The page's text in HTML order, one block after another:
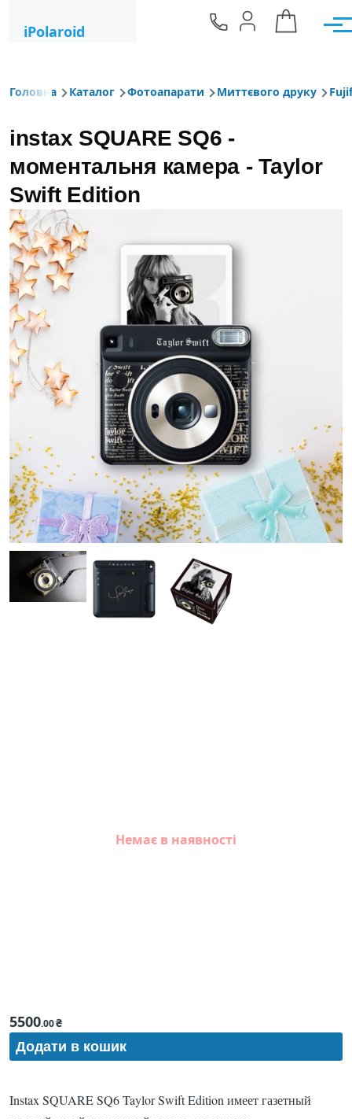
iPolaroid
Рядок навіґації
Головна Каталог Фотоапарати Миттєвого друку
instax SQUARE SQ6 -
моментальня камера - Taylor
Swift Edition
Немає в наявності
5500.00₴
Instax SQUARE SQ6 Taylor Swift Edition имеет газетный